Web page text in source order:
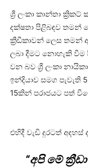
ශ්‍රී ලංකා කාන්තා
දක්ෂතා පිළිබඳව
ක්‍රීඩීකාවන් ලෙස තමන්
ලබා දීමට නොහැකි
වන බව ශ්‍රී ලංකා
ඉන්දියාව සමග
15කින් පරාජයට පත්
එහිදී වැඩි දුරටත් අදහස්
“අපි මේ